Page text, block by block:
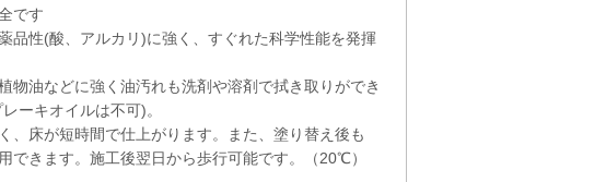
です
品性(酸、アルカリ)に強く、すぐれた科学性能を発揮
物油などに強く油汚れも洗剤や溶剤で拭き取りができ
ーキオイルは不可)。
、床が短時間で仕上がります。また、塗り替え後も
できます。施工後翌日から歩行可能です。（20℃）